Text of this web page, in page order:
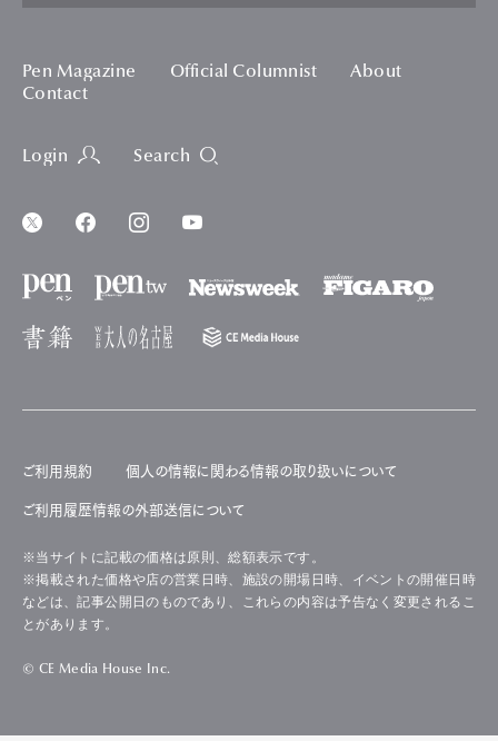
Pen Magazine Official Columnist
About
Contact
Login Search
ご利用規約 個人の情報に関わる情報の取り扱いについて
ご利用履歴情報の外部送信について
※当サイトに記載の価格は原則、総額表示です。
※掲載された価格や店の営業日時、施設の開場日時、イベントの開催日時
などは、記事公開日のものであり、これらの内容は予告なく変更されるこ
とがあります。
© CE Media House Inc.